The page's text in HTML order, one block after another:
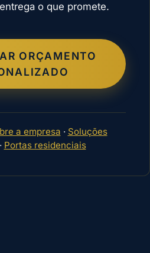
o que promete.
ORÇAMENTO
a empresa · Soluções
Portas residenciais